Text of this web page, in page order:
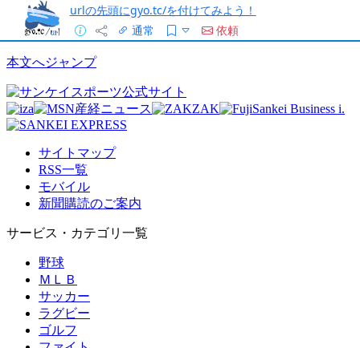
urlの先頭にgyo.tc/を付けてみよう！
通常
依頼